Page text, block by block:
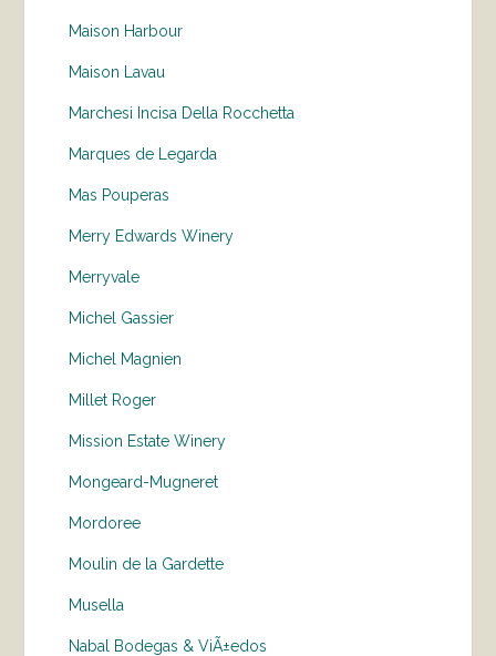
Maison Harbour
Maison Lavau
Marchesi Incisa Della Rocchetta
Marques de Legarda
Mas Pouperas
Merry Edwards Winery
Merryvale
Michel Gassier
Michel Magnien
Millet Roger
Mission Estate Winery
Mongeard-Mugneret
Mordoree
Moulin de la Gardette
Musella
Nabal Bodegas & ViÃ±edos